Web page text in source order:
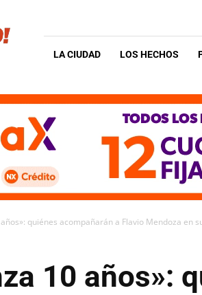
LA CIUDAD LOS HECHOS
quiénes acompañarán a Flavio Mendoza en
10 años»: